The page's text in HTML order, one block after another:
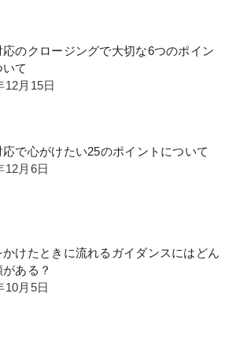
応のクロージングで大切な6つのポイン
いて
12月15日
応で心がけたい25のポイントについて
12月6日
かけたときに流れるガイダンスにはどん
ある？
10月5日